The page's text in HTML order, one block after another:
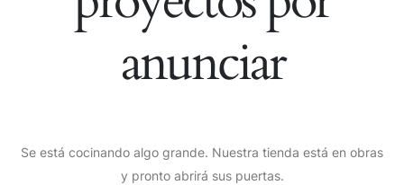
anunciar
Se está cocinando algo grande. Nuestra tienda está en obras
y pronto abrirá sus puertas.